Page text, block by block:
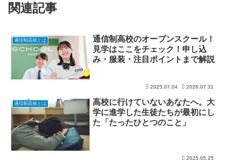
関連記事
通信制高校とは
通信制高校のオープンスクール！
見学はここをチェック！申し込
み・服装・注目ポイントまで解説
2025.07.04 2026.07.31
通信制高校とは
高校に行けていないあなたへ。大
学に進学した生徒たちが最初にし
た「たったひとつのこと」
2025.05.25